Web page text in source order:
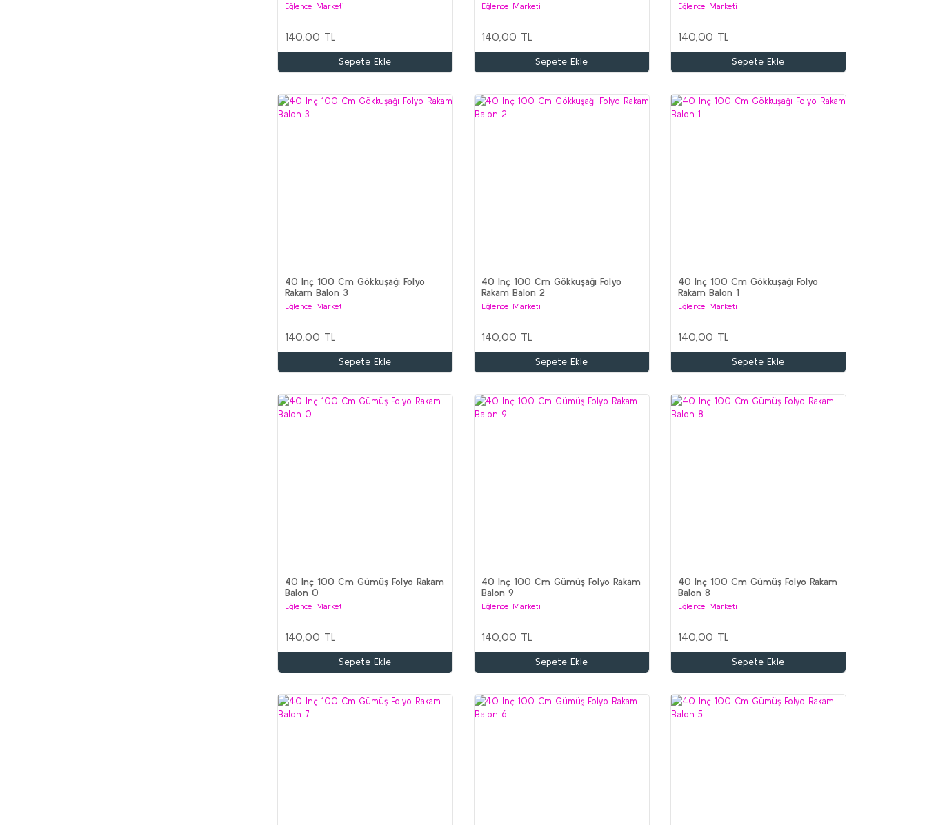
Eğlence Marketi
140,00 TL
Sepete Ekle
Eğlence Marketi
140,00 TL
Sepete Ekle
Eğlence Marketi
140,00 TL
Sepete Ekle
40 Inç 100 Cm Gökkuşağı Folyo
Rakam Balon 3
Eğlence Marketi
140,00 TL
Sepete Ekle
40 Inç 100 Cm Gökkuşağı Folyo
Rakam Balon 2
Eğlence Marketi
140,00 TL
Sepete Ekle
40 Inç 100 Cm Gökkuşağı Folyo
Rakam Balon 1
Eğlence Marketi
140,00 TL
Sepete Ekle
40 Inç 100 Cm Gümüş Folyo Rakam
Balon 0
Eğlence Marketi
140,00 TL
Sepete Ekle
40 Inç 100 Cm Gümüş Folyo Rakam
Balon 9
Eğlence Marketi
140,00 TL
Sepete Ekle
40 Inç 100 Cm Gümüş Folyo Rakam
Balon 8
Eğlence Marketi
140,00 TL
Sepete Ekle